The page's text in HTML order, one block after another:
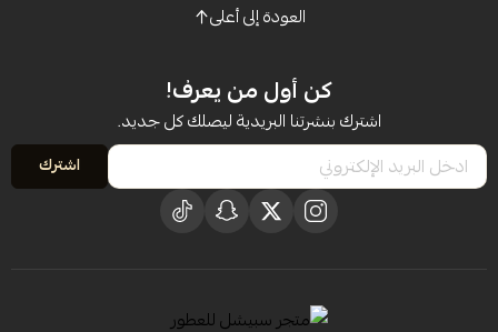
العودة إلى أعلى
كن أول من يعرف!
اشترك بنشرتنا البريدية ليصلك كل جديد.
اشترك